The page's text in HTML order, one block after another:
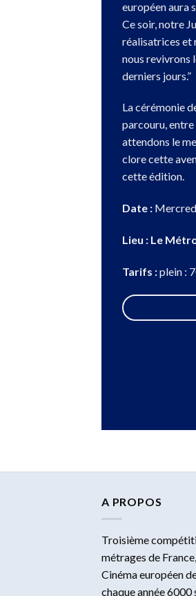
européen aura
Ce soir, notre
réalisatrices et
nous revivrons
derniers jours.”
La cérémonie
parcouru, entre
attendons le
clore cette
cette édition.
Date :
Lieu : Le
Tarifs :plein :
A PROPOS
Troisième
métrages de
Cinéma européen
chaque année